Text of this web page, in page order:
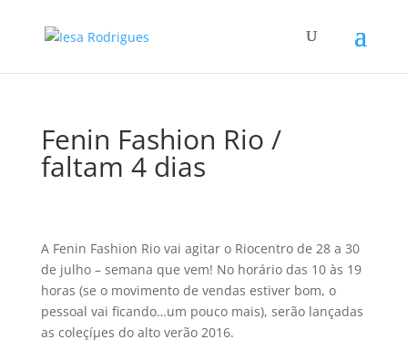
Fenin Fashion Rio /
faltam 4 dias
A Fenin Fashion Rio vai agitar o Riocentro de 28 a 30
de julho – semana que vem! No horário das 10 às 19
horas (se o movimento de vendas estiver bom, o
pessoal vai ficando…um pouco mais), serão lançadas
as coleçíµes do alto verão 2016.